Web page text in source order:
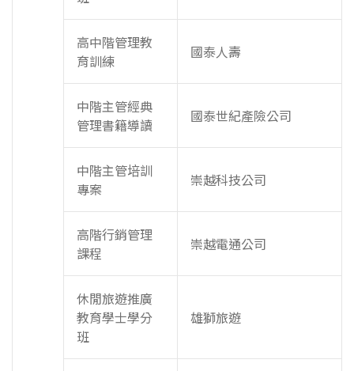
高中階管理教
育訓練
國泰人壽
中階主管經典
管理書籍導讀
國泰世紀產險公司
中階主管培訓
專案
崇越科技公司
高階行銷管理
課程
崇越電通公司
休閒旅遊推廣
教育學士學分
班
雄獅旅遊